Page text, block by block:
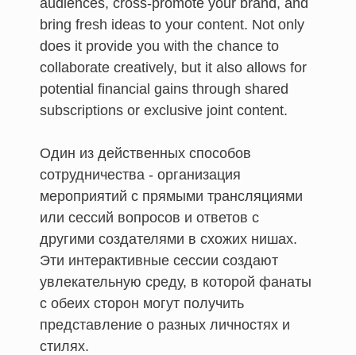
bring fresh ideas to your content. Not only
does it provide you with the chance to
collaborate creatively, but it also allows for
potential financial gains through shared
subscriptions or exclusive joint content.
Один из действенных способов
сотрудничества - организация
мероприятий с прямыми трансляциями
или сессий вопросов и ответов с
другими создателями в схожих нишах.
Эти интерактивные сессии создают
увлекательную среду, в которой фанаты
с обеих сторон могут получить
представление о разных личностях и
стилях.